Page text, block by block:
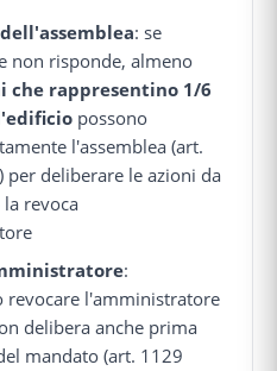
: se
non risponde, almeno
che rappresentino 1/6
possono
l'assemblea (art.
per deliberare le azioni da
revoca
:
revocare l'amministratore
delibera anche prima
mandato (art. 1129